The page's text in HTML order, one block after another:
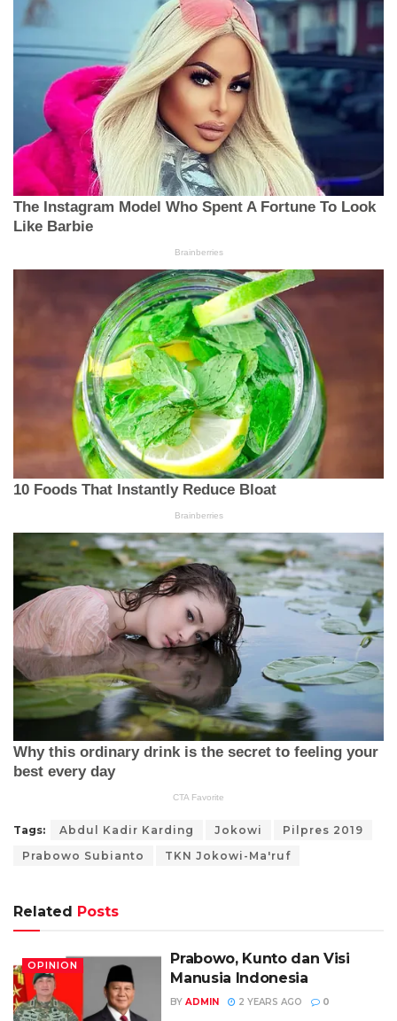
Tags: Abdul Kadir Karding Jokowi
Pilpres 2019
Prabowo Subianto
TKN Jokowi-Ma'ruf
Related Posts
OPINION
Prabowo, Kunto dan Visi
Manusia Indonesia
BY ADMIN 2 YEARS AGO 0